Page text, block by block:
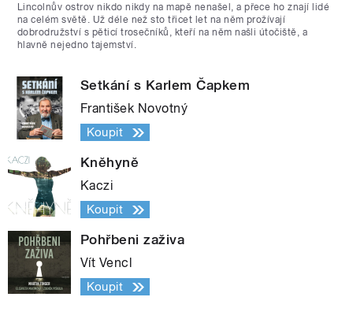
Lincolnův ostrov nikdo nikdy na mapě nenašel, a přece ho znají lidé
na celém světě. Už déle než sto třicet let na něm prožívají
dobrodružství s pěticí trosečníků, kteří na něm našli útočiště, a
hlavně nejedno tajemství.
Setkání s Karlem Čapkem
František Novotný
Koupit
Kněhyně
Kaczi
Koupit
Pohřbeni zaživa
Vít Vencl
Koupit